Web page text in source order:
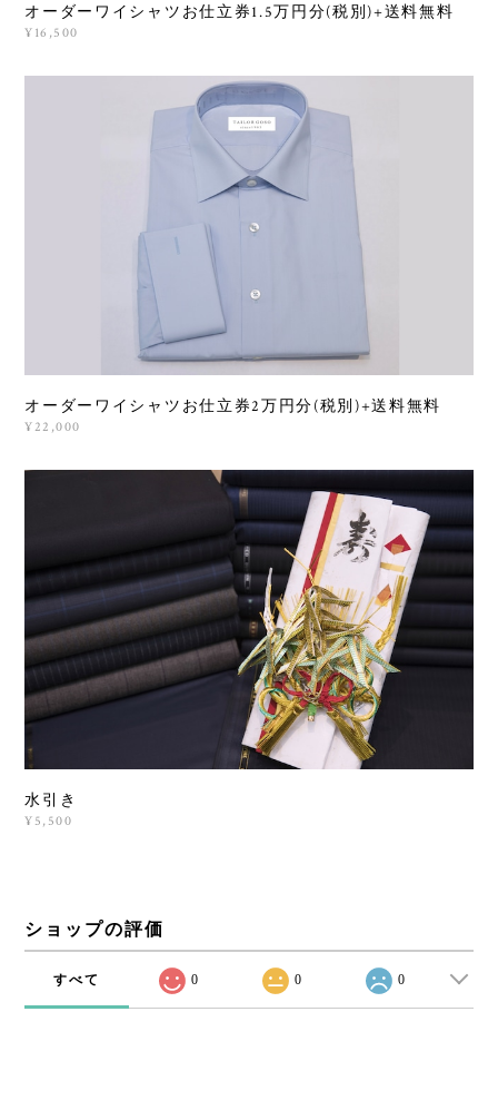
オーダーワイシャツお仕立券1.5万円分(税別)+送料無料
¥16,500
オーダーワイシャツお仕立券2万円分(税別)+送料無料
¥22,000
水引き
¥5,500
ショップの評価
すべて 0 0 0